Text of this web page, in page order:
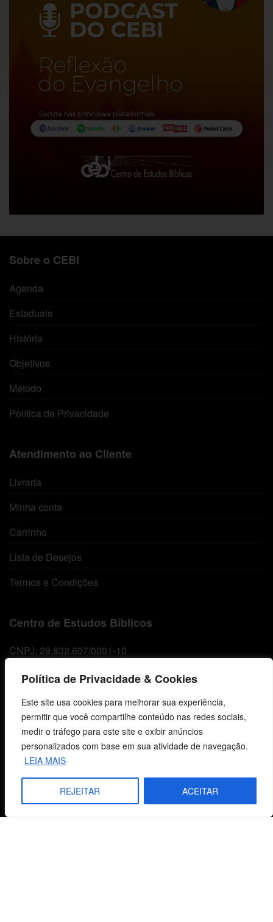
Política de Privacidade & Cookies
Este site usa cookies para melhorar sua experiência,
permitir que você compartilhe conteúdo nas redes sociais,
medir o tráfego para este site e exibir anúncios
personalizados com base em sua atividade de navegação.
LEIA MAIS
REJEITAR ACEITAR
Sobre o CEBI
Agenda
Estaduais
História
Objetivos
Método
Política de Privacidade
Atendimento ao Cliente
Livraria
Minha conta
Carrinho
Lista de Desejos
Termos e Condições
Centro de Estudos Bíblicos
CNPJ: 29.832.607/0001-10
Fale Conosco
E-mails
vendas@cebi.org.br
comunicacao@cebi.org.br
WhatsApp / Vendas
+55 (51) 99734-4518